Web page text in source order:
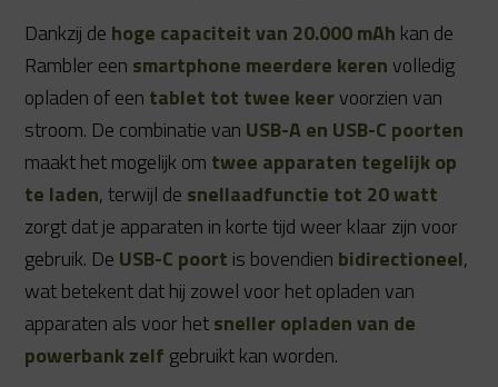
Dankzij de hoge capaciteit van 20.000 mAh kan de
Rambler een smartphone meerdere kerenvolledig
opladen of een tablet tot twee keervoorzien van
stroom. De combinatie van USB-A en USB-C poorten
maakt het mogelijk om twee apparaten tegelijk op
te laden, terwijl de snellaadfunctie tot 20 watt
zorgt dat je apparaten in korte tijd weer klaar zijn voor
gebruik. De USB-C poort is bovendien bidirectioneel,
wat betekent dat hij zowel voor het opladen van
apparaten als voor hetsneller opladen van de
powerbank zelf gebruikt kan worden.